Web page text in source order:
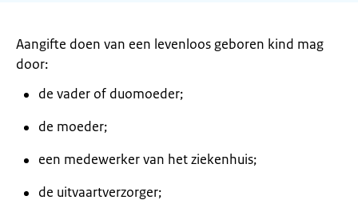
Aangifte doen van een levenloos geboren kind mag
door:
de vader of duomoeder;
de moeder;
een medewerker van het ziekenhuis;
de uitvaartverzorger;